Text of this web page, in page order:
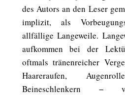
des Autors an den Leser
implizit, als
allfällige Langeweile.
aufkommen bei der
oftmals tränenreicher
Haareraufen,
Beineschlenkern −